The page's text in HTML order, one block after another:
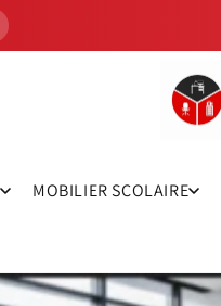
MOBILIER SCOLAIRE